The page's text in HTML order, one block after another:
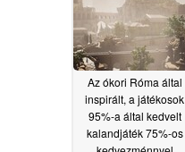
Az ókori Róma által
inspirált, a játékosok
95%-a által kedvelt
kalandjáték 75%-os